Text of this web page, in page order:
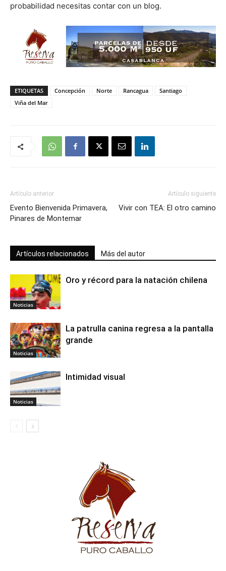
probabilidad necesitas contar con un blog.
ETIQUETAS Concepción Norte Rancagua
Santiago
Viña del Mar
Artículo anterior
Evento Bienvenida Primavera,
Pinares de Montemar
Artículo siguiente
Vivir con TEA: El otro camino
Artículos relacionados Más del autor
Noticias
Oro y récord para la natación chilena
Noticias
La patrulla canina regresa a la pantalla
grande
Noticias
Intimidad visual